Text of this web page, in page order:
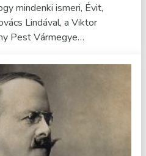
mindenki ismeri, Évit,
Lindával, a Viktor
Pest Vármegye…